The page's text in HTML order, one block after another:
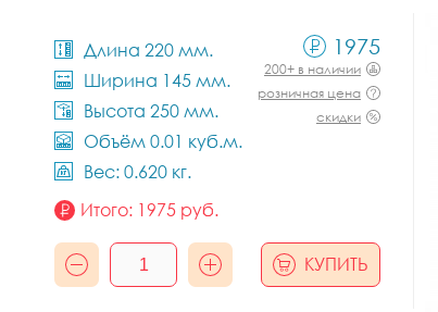
Длина 220 мм.
Ширина 145 мм.
Высота 250 мм.
Объём 0.01 куб.м.
Вес: 0.620 кг.
1975
200+ в наличии
розничная цена
скидки
Итого: 1975 руб.
КУПИТЬ